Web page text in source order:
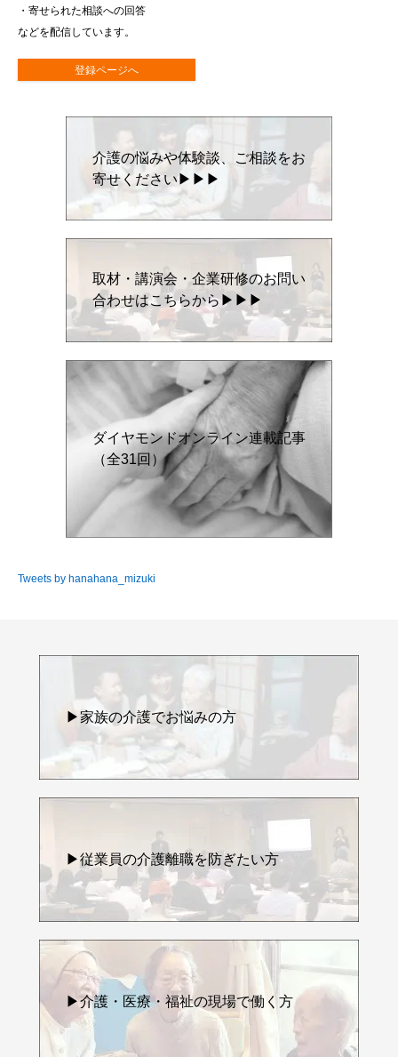
・寄せられた相談への回答
などを配信しています。
登録ページへ
介護の悩みや体験談、ご相談をお
寄せください▶▶▶
取材・講演会・企業研修のお問い
合わせはこちらから▶▶▶
ダイヤモンドオンライン連載記事
（全31回）
Tweets by hanahana_mizuki
▶家族の介護でお悩みの方
▶従業員の介護離職を防ぎたい方
▶介護・医療・福祉の現場で働く方